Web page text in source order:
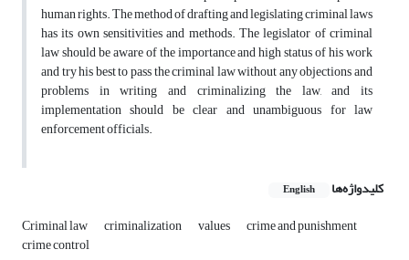
human rights. The method of drafting and legislating criminal laws
has its own sensitivities and methods. The legislator of criminal
law should be aware of the importance and high status of his work
and try his best to pass the criminal law without any objections and
problems in writing and criminalizing the law, and its
implementation should be clear and unambiguous for law
enforcement officials.
کلیدواژه‌ها English
Criminal law criminalization values crime and punishment
crime control